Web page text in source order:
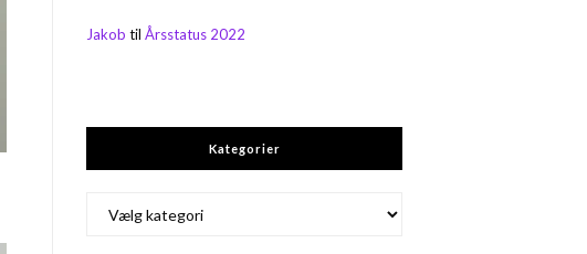
Jakob tilÅrsstatus 2022
Kategorier